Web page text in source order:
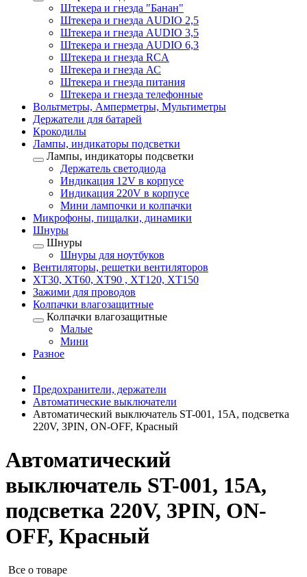
Штекера и гнезда "Банан"
Штекера и гнезда AUDIO 2,5
Штекера и гнезда AUDIO 3,5
Штекера и гнезда AUDIO 6,3
Штекера и гнезда RCA
Штекера и гнезда АС
Штекера и гнезда питания
Штекера и гнезда телефонные
Вольтметры, Амперметры, Мультиметры
Держатели для батарей
Крокодилы
Лампы, индикаторы подсветки
Лампы, индикаторы подсветки
Держатель светодиода
Индикация 12V в корпусе
Индикация 220V в корпусе
Мини лампочки и колпачки
Микрофоны, пищалки, динамики
Шнуры
Шнуры
Шнуры для ноутбуков
Вентиляторы, решетки вентиляторов
XT30, XT60, XT90 , XT120, XT150
Зажими для проводов
Колпачки влагозащитные
Колпачки влагозащитные
Малые
Мини
Разное
Предохранители, держатели
Автоматические выключатели
Автоматический выключатель ST-001, 15А, подсветка
220V, 3PIN, ON-OFF, Красный
Автоматический
выключатель ST-001, 15А,
подсветка 220V, 3PIN, ON-
OFF, Красный
Все о товаре